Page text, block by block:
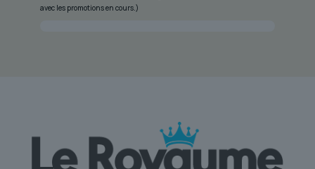
avec les promotions en cours.)